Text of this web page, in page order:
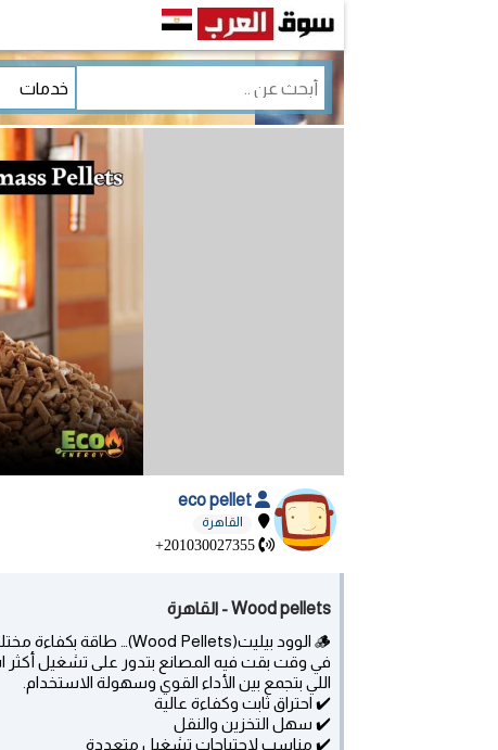
القاهرة
+201030027355
Wood pellets - القاهرة
🪵 الوود بيليت(Wood Pellets)… طاقة بكفاءة مختلفة ⚡
في وقت بقت فيه المصانع بتدور على تشغيل أكثر
اللي بتجمع بين الأداء القوي وسهولة الاستخدام.
✔️ احتراق ثابت وكفاءة عالية
✔️ سهل التخزين والنقل
✔️ مناسب لاحتياجات تشغيل متعددة